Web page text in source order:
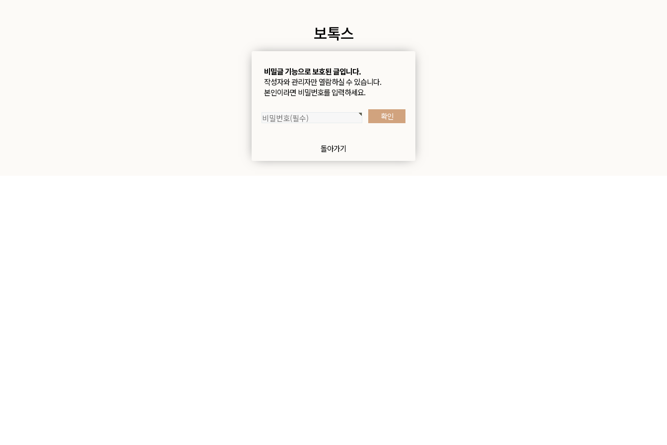
보톡스
비밀글 기능으로 보호된 글입니다.
작성자와 관리자만 열람하실 수 있습니다.
본인이라면 비밀번호를 입력하세요.
돌아가기